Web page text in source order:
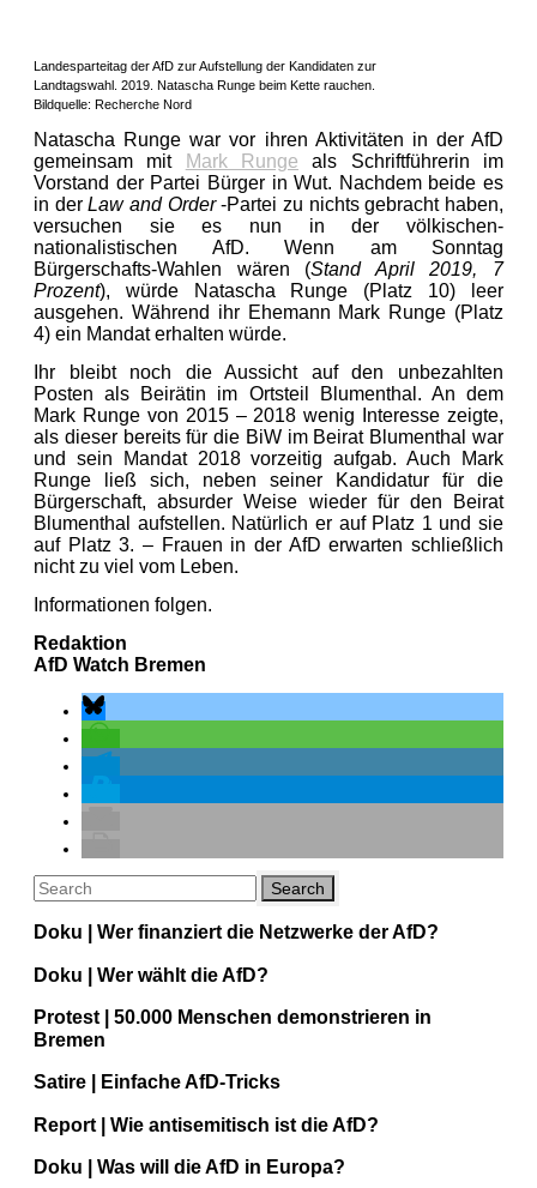
Landesparteitag der AfD zur Aufstellung der Kandidaten zur
Landtagswahl. 2019. Natascha Runge beim Kette rauchen.
Bildquelle: Recherche Nord
Natascha Runge war vor ihren Aktivitäten in der AfD
gemeinsam mit
Mark Runge als Schriftführerin im
Vorstand der Partei Bürger in Wut. Nachdem beide es
in derLaw and Order-Partei zu nichts gebracht haben,
versuchen sie es nun in der völkischen-
nationalistischen AfD. Wenn am Sonntag
Bürgerschafts-Wahlen wären (Stand April 2019, 7
Prozent), würde Natascha Runge (Platz 10) leer
ausgehen. Während ihr Ehemann Mark Runge (Platz
4) ein Mandat erhalten würde.
Ihr bleibt noch die Aussicht auf den unbezahlten
Posten als Beirätin im Ortsteil Blumenthal. An dem
Mark Runge von 2015 – 2018 wenig Interesse zeigte,
als dieser bereits für die BiW im Beirat Blumenthal war
und sein Mandat 2018 vorzeitig aufgab. Auch Mark
Runge ließ sich, neben seiner Kandidatur für die
Bürgerschaft, absurder Weise wieder für den Beirat
Blumenthal aufstellen. Natürlich er auf Platz 1 und sie
auf Platz 3. – Frauen in der AfD erwarten schließlich
nicht zu viel vom Leben.
Informationen folgen.
Redaktion
AfD Watch Bremen
Doku | Wer finanziert die Netzwerke der AfD?
Doku | Wer wählt die AfD?
Protest | 50.000 Menschen demonstrieren in
Bremen
Satire | Einfache AfD-Tricks
Report | Wie antisemitisch ist die AfD?
Doku | Was will die AfD in Europa?